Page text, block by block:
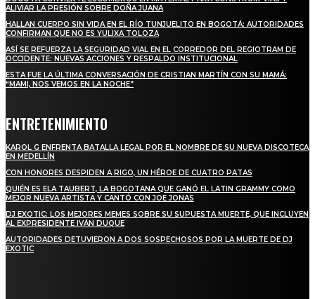
ALIVIAR LA PRESIÓN SOBRE DOÑA JUANA
HALLAN CUERPO SIN VIDA EN EL RÍO TUNJUELITO EN BOGOTÁ: AUTORIDADES
CONFIRMAN QUE NO ES YULIXA TOLOZA
ASÍ SE REFUERZA LA SEGURIDAD VIAL EN EL CORREDOR DEL REGIOTRAM DE
OCCIDENTE: NUEVAS ACCIONES Y RESPALDO INSTITUCIONAL
ESTA FUE LA ÚLTIMA CONVERSACIÓN DE CRISTIAN MARTÍN CON SU MAMÁ:
“MAMI, NOS VEMOS EN LA NOCHE”
ENTRETENIMIENTO
KAROL G ENFRENTA BATALLA LEGAL POR EL NOMBRE DE SU NUEVA DISCOTECA
EN MEDELLÍN
CON HONORES DESPIDEN A RIGO, UN HÉROE DE CUATRO PATAS
QUIÉN ES ELA TAUBERT, LA BOGOTANA QUE GANÓ EL LATIN GRAMMY COMO
MEJOR NUEVA ARTISTA Y CANTÓ CON JOE JONAS
DJ EXOTIC: LOS MEJORES MEMES SOBRE SU SUPUESTA MUERTE, QUE INCLUYEN
AL EXPRESIDENTE IVÁN DUQUE
AUTORIDADES DETUVIERON A DOS SOSPECHOSOS POR LA MUERTE DE DJ
EXOTIC